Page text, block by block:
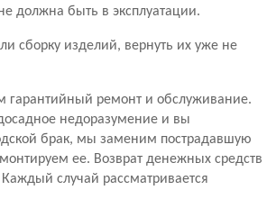
должна быть в эксплуатации.
сборку изделий, вернуть их уже не
гарантийный ремонт и обслуживание.
недоразумение и вы
брак, мы заменим пострадавшую
ее. Возврат денежных средств
случай рассматривается